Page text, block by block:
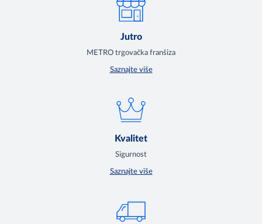
Jutro
METRO trgovačka franšiza
Saznajte više
Kvalitet
Sigurnost
Saznajte više